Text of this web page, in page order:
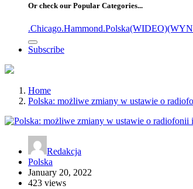
Or check our Popular Categories...
.Chicago.Hammond.Polska(WIDEO)
Subscribe
Home
Polska: możliwe zmiany w ustawie o
Redakcja
Polska
January 20, 2022
423 views